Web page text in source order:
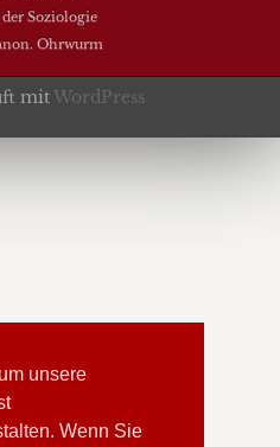
unsere
Wenn Sie
Soziologie
Ohrwurm
mitWordPress